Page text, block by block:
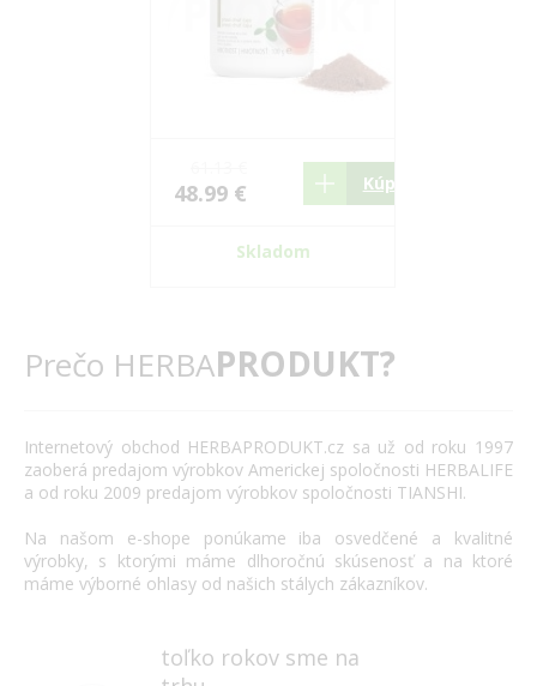
48.99 € Kúpiť
Skladom
Prečo HERBAPRODUKT?
Internetový obchod HERBAPRODUKT.cz sa už od roku 1997
zaoberá predajom výrobkov Americkej spoločnosti HERBALIFE
a od roku 2009 predajom výrobkov spoločnosti TIANSHI.
Na našom
e-shope ponúkame iba osvedčené a
kvalitné
výrobky, s ktorými máme dlhoročnú skúsenosť a na ktoré
máme výborné ohlasy od našich stálych zákazníkov.
toľko rokov sme na